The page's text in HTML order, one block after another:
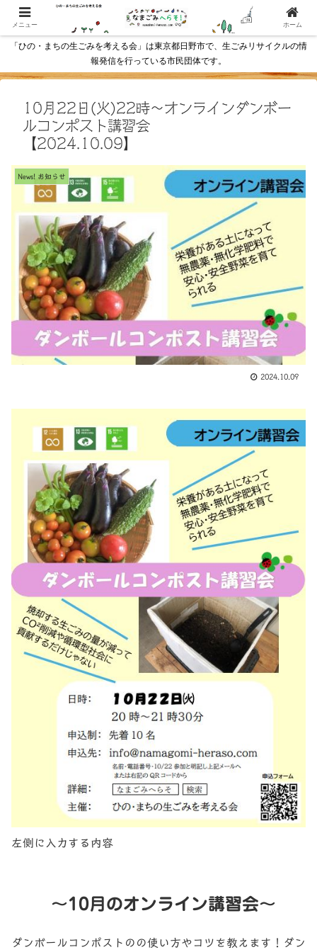
「ひの・まちの生ごみを考える会」は東京都日野市で、生ごみリサイクルの情
報発信を行っている市民団体です。
10月22日(火)22時～オンラインダンボー
ルコンポスト講習会
【2024.10.09】
News! お知らせ
2024.10.09
左側に入力する内容
～10月のオンライン講習会～
ダンボールコンポストのの使い方やコツを教えます！ダン
メニュー ホーム